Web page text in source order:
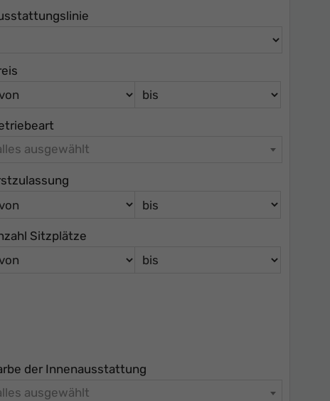
ausgewählt
Sitzplätze
der Innenausstattung
ausgewählt